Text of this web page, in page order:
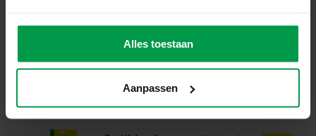
Alles toestaan
Aanpassen
creaties er altijd uit. Deze felle en levendige kleur geeft
elk ontwerp een moderne en speelse uitstraling. Ideaal
ontwerpen die echt de aandacht trekken. Voor kinderen is
dit een geweldige manier om hun fantasie te gebruiken,
trots te zijn op hun kunstwerken en ondertussen hun fijne
motoriek verder te ontwikkelen.
Mix strijkkralen
3000 basic
Minimale